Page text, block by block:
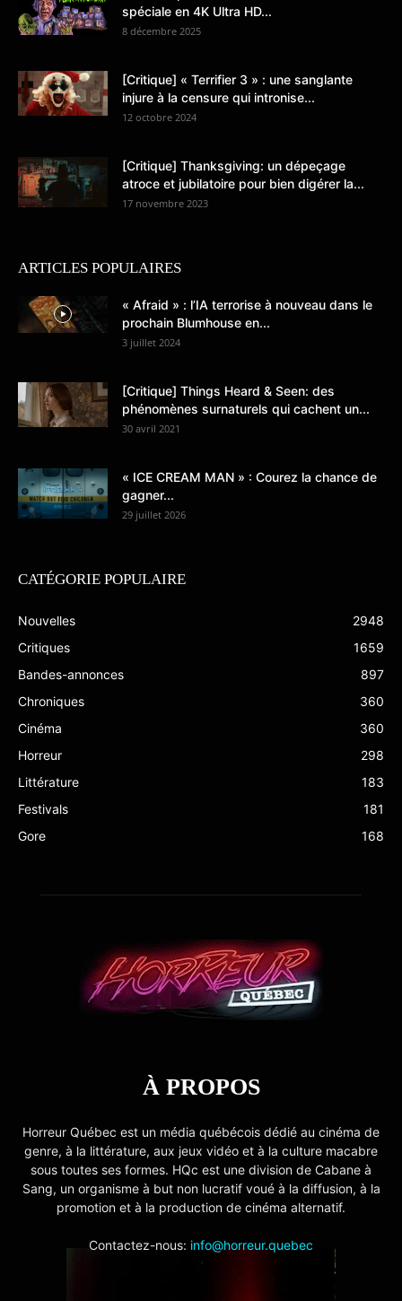
spéciale en 4K Ultra HD...
8 décembre 2025
[Critique] « Terrifier 3 » : une sanglante
injure à la censure qui intronise...
12 octobre 2024
[Critique] Thanksgiving: un dépeçage
atroce et jubilatoire pour bien digérer la...
17 novembre 2023
ARTICLES POPULAIRES
« Afraid » : l’IA terrorise à nouveau dans le
prochain Blumhouse en...
3 juillet 2024
[Critique] Things Heard & Seen: des
phénomènes surnaturels qui cachent un...
30 avril 2021
« ICE CREAM MAN » : Courez la chance de
gagner...
29 juillet 2026
CATÉGORIE POPULAIRE
Nouvelles
2948
Critiques
1659
Bandes-annonces
897
Chroniques
360
Cinéma
360
Horreur
298
Littérature
183
Festivals
181
Gore
168
À PROPOS
Horreur Québec est un média québécois dédié au cinéma de
genre, à la littérature, aux jeux vidéo et à la culture macabre
sous toutes ses formes. HQc est une division de Cabane à
Sang, un organisme à but non lucratif voué à la diffusion, à la
promotion et à la production de cinéma alternatif.
Contactez-nous: info@horreur.quebec